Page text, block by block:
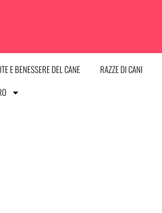
E BENESSERE DEL CANE RAZZE DI CANI